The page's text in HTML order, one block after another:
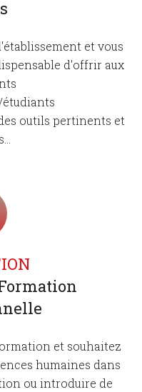
et vous
d'offrir aux
étudiants
outils pertinents et
et souhaitez
humaines dans
ou introduire de